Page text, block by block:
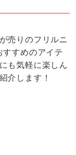
売りのフリルニ
すすめのアイテ
も気軽に楽しん
介します！